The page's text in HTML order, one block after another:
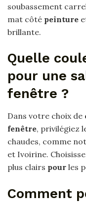
soubassement
mat côté peinture
brillante.
Quelle
pour une
fenêtre ?
Dans votre choix de
fenêtre, privilégiez
chaudes, comme
et Ivoirine.
plus clairs pour les
Comment